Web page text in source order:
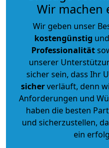
Wir machen
Wir geben unser
kostengünstig
Professionalität
unserer
sicher sein, dass Ihr
sicherverläuft, denn
Anforderungen und
haben die besten
und sicherzustellen,
ein